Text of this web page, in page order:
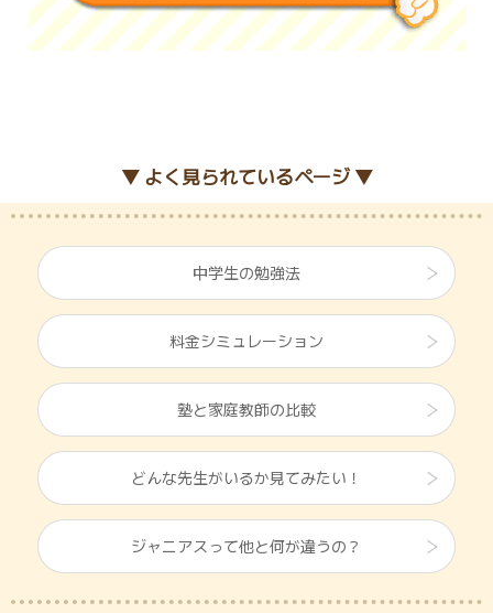
▼ よく見られているページ ▼
中学生の勉強法
料金シミュレーション
塾と家庭教師の比較
どんな先生がいるか見てみたい！
ジャニアスって他と何が違うの？